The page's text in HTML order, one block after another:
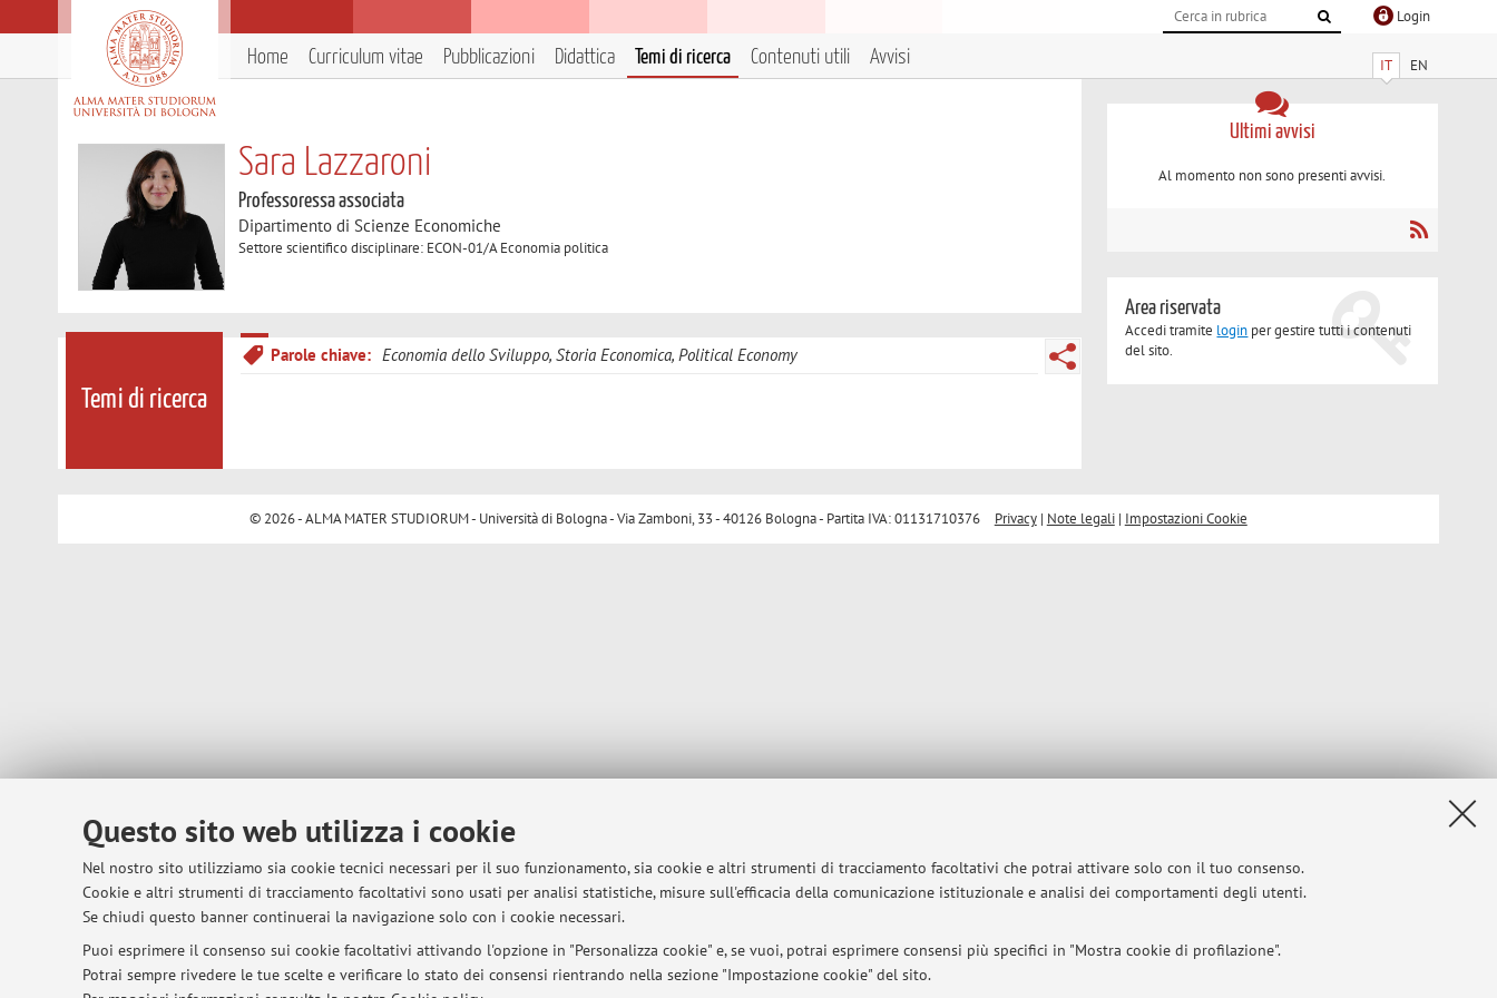
Questo sito web utilizza i cookie
Nel nostro sito utilizziamo sia cookie tecnici necessari per il suo funzionamento, sia cookie e altri strumenti di tracciamento facoltativi che potrai attivare solo con il tuo consenso.
Cookie e altri strumenti di tracciamento facoltativi sono usati per analisi statistiche, misure sull'efficacia della comunicazione istituzionale e analisi dei comportamenti degli utenti.
Se chiudi questo banner continuerai la navigazione solo con i cookie necessari.
Puoi esprimere il consenso sui cookie facoltativi attivando l'opzione in "Personalizza cookie" e, se vuoi, potrai esprimere consensi più specifici in "Mostra cookie di profilazione".
Potrai sempre rivedere le tue scelte e verificare lo stato dei consensi rientrando nella sezione "Impostazione cookie" del sito.
Login
IT EN
Home Curriculum vitae Pubblicazioni Didattica Temi di ricerca Contenuti utili Avvisi
Sara Lazzaroni
Professoressa associata
Dipartimento di Scienze Economiche
Settore scientifico disciplinare: ECON-01/A Economia politica
Temi di ricerca
Parole chiave: Economia dello Sviluppo, Storia Economica, Political Economy
Ultimi avvisi
Al momento non sono presenti avvisi.
Area riservata
Accedi tramite login per gestire tutti i contenuti
del sito.
© 2026 - ALMA MATER STUDIORUM - Università di Bologna - Via Zamboni, 33 - 40126 Bologna - Partita IVA: 01131710376 Privacy| Note legali| Impostazioni Cookie